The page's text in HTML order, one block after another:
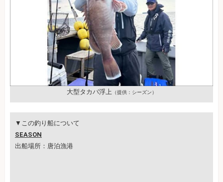
大型タカバ浮上 （提供：シーズン）
▼この釣り船について
SEASON
出船場所：唐泊漁港